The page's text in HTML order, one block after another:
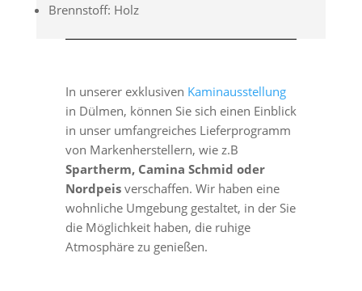
Brennstoff: Holz
In unserer exklusiven Kaminausstellung
in Dülmen, können Sie sich einen Einblick
in unser umfangreiches Lieferprogramm
von Markenherstellern, wie z.B
Spartherm, Camina Schmid oder
Nordpeisverschaffen. Wir haben eine
wohnliche Umgebung gestaltet, in der Sie
die Möglichkeit haben, die ruhige
Atmosphäre zu genießen.